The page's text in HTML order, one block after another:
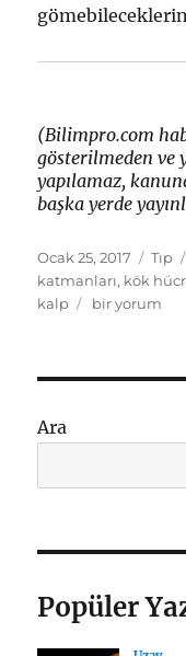
(Bilimpro.com
gösterilmeden ve
yapılamaz,
başka yerde
Yayın
tarihi
Ocak 25, 2017 Tıp
katmanları, kök
kalp
Kök
için
bir yorum
Ara
Popüler